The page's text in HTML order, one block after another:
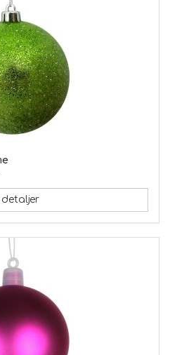
detaljer